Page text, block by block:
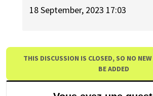
18 September, 2023 17:03
THIS DISCUSSION IS CLOSED, SO NO
BE ADDED